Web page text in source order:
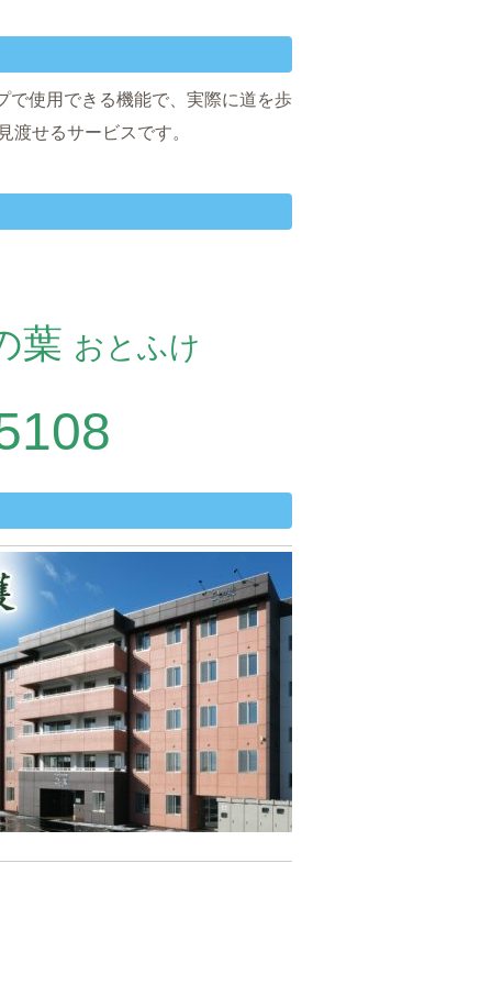
で使用できる機能で、実際に道を歩
渡せるサービスです。
葉 おとふけ